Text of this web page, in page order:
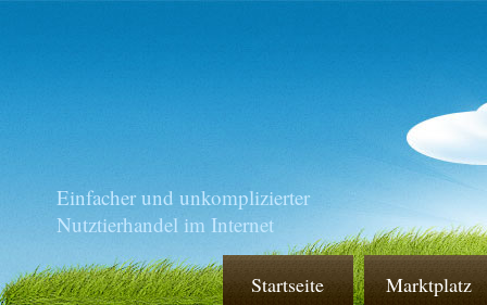
Einfacher und unkomplizierter
Nutztierhandel im Internet
Startseite Marktplatz